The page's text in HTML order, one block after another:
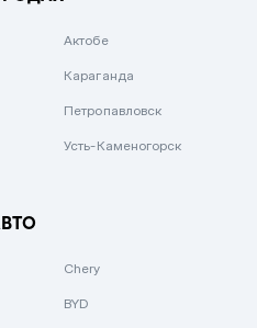
Актобе
Караганда
Петропавловск
Усть-Каменогорск
Chery
BYD